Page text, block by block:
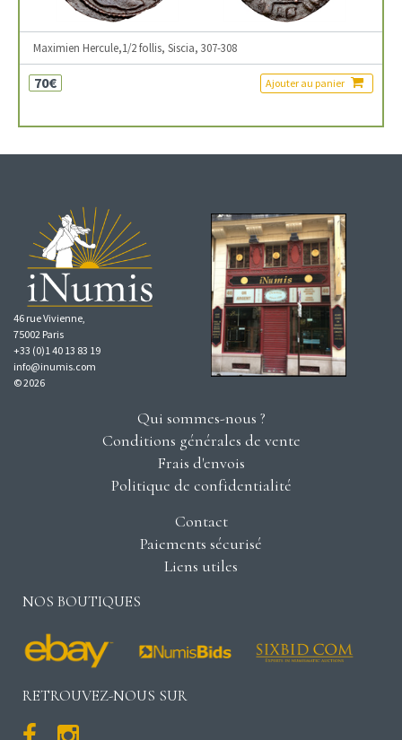
Maximien Hercule,1/2 follis, Siscia, 307-308
70€ Ajouter au panier
46 rue Vivienne,
75002 Paris
+33 (0)1 40 13 83 19
info@inumis.com
© 2026
Qui sommes-nous ?
Conditions générales de vente
Frais d'envois
Politique de confidentialité
Contact
Paiements sécurisé
Liens utiles
NOS BOUTIQUES
RETROUVEZ-NOUS SUR